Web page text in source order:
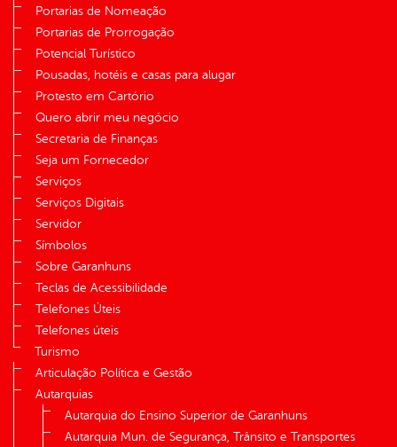
Portarias de Nomeação
Portarias de Prorrogação
Potencial Turístico
Pousadas, hotéis e casas para alugar
Protesto em Cartório
Quero abrir meu negócio
Secretaria de Finanças
Seja um Fornecedor
Serviços
Serviços Digitais
Servidor
Símbolos
Sobre Garanhuns
Teclas de Acessibilidade
Telefones Úteis
Telefones úteis
Turismo
Articulação Política e Gestão
Autarquias
Autarquia do Ensino Superior de Garanhuns
Autarquia Mun. de Segurança, Trânsito e Transportes